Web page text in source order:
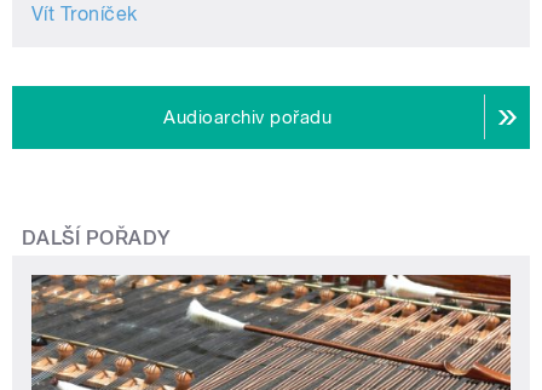
Vít Troníček
Audioarchiv pořadu
DALŠÍ POŘADY